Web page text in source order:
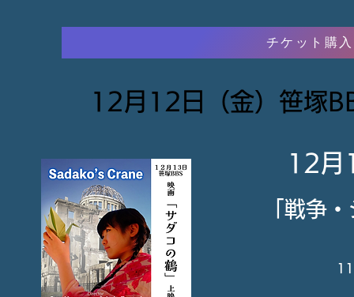
チケット購
12月12日（金） 笹塚
12月
「戦争